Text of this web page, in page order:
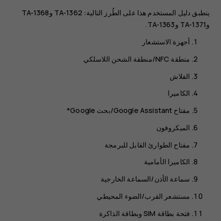
ينطبق دليل المستخدم هذا على الطُرز التالية: TA-1362 وTA-1368
وTA-1371 وTA-1363.
‏‫أجهزة الاستشعار‬
الفلاش
الكاميرا
مفتاح Google Assistant/بحث Google*
الميكروفون
‬‏‫‏‫مفتاح الطوارئ القابل للبرمجة
الكاميرا الأمامية
سماعة الأذن/السماعة الخارجية
‏‫مستشعر القرب/الضوء المحيطي
فتحة بطاقة SIM وبطاقة الذاكرة